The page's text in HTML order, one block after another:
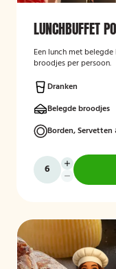
LUNCHBUFFET
Een lunch met
broodjes per persoon.
Dranken
Belegde broodjes
Borden,